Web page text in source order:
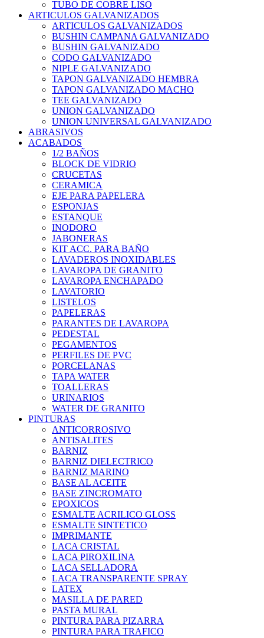
TUBO DE COBRE LISO
ARTICULOS GALVANIZADOS
ARTICULOS GALVANIZADOS
BUSHIN CAMPANA GALVANIZADO
BUSHIN GALVANIZADO
CODO GALVANIZADO
NIPLE GALVANIZADO
TAPON GALVANIZADO HEMBRA
TAPON GALVANIZADO MACHO
TEE GALVANIZADO
UNION GALVANIZADO
UNION UNIVERSAL GALVANIZADO
ABRASIVOS
ACABADOS
1/2 BAÑOS
BLOCK DE VIDRIO
CRUCETAS
CERAMICA
EJE PARA PAPELERA
ESPONJAS
ESTANQUE
INODORO
JABONERAS
KIT ACC. PARA BAÑO
LAVADEROS INOXIDABLES
LAVAROPA DE GRANITO
LAVAROPA ENCHAPADO
LAVATORIO
LISTELOS
PAPELERAS
PARANTES DE LAVAROPA
PEDESTAL
PEGAMENTOS
PERFILES DE PVC
PORCELANAS
TAPA WATER
TOALLERAS
URINARIOS
WATER DE GRANITO
PINTURAS
ANTICORROSIVO
ANTISALITES
BARNIZ
BARNIZ DIELECTRICO
BARNIZ MARINO
BASE AL ACEITE
BASE ZINCROMATO
EPOXICOS
ESMALTE ACRILICO GLOSS
ESMALTE SINTETICO
IMPRIMANTE
LACA CRISTAL
LACA PIROXILINA
LACA SELLADORA
LACA TRANSPARENTE SPRAY
LATEX
MASILLA DE PARED
PASTA MURAL
PINTURA PARA PIZARRA
PINTURA PARA TRAFICO